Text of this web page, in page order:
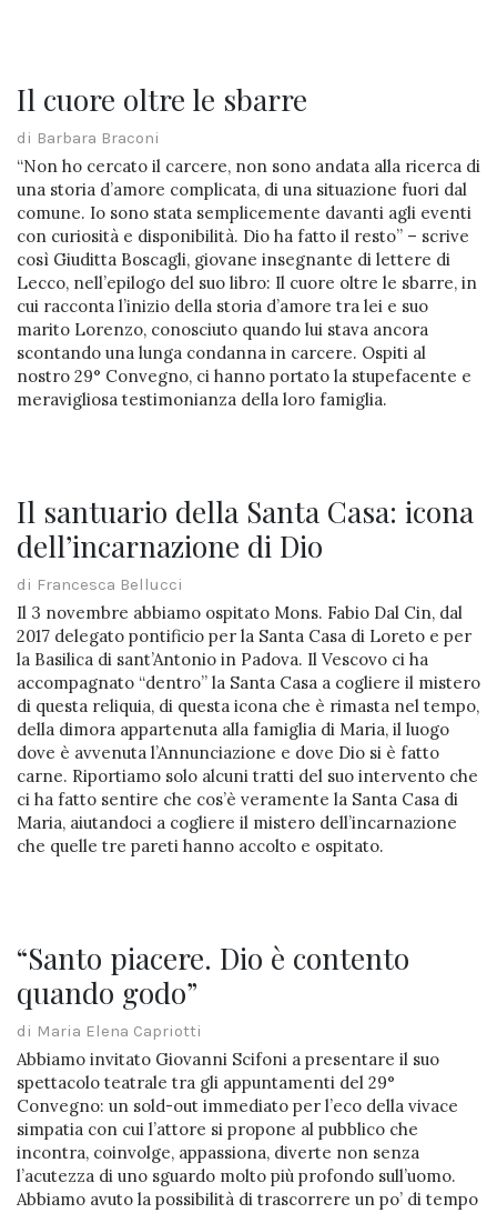
Il cuore oltre le sbarre
di Barbara Braconi
“Non ho cercato il carcere, non sono andata alla ricerca di
una storia d’amore complicata, di una situazione fuori dal
comune. Io sono stata semplicemente davanti agli eventi
con curiosità e disponibilità. Dio ha fatto il resto” – scrive
così Giuditta Boscagli, giovane insegnante di lettere di
Lecco, nell’epilogo del suo libro: Il cuore oltre le sbarre, in
cui racconta l’inizio della storia d’amore tra lei e suo
marito Lorenzo, conosciuto quando lui stava ancora
scontando una lunga condanna in carcere. Ospiti al
nostro 29° Convegno, ci hanno portato la stupefacente e
meravigliosa testimonianza della loro famiglia.
Il santuario della Santa Casa: icona
dell’incarnazione di Dio
di Francesca Bellucci
Il 3 novembre abbiamo ospitato Mons. Fabio Dal Cin, dal
2017 delegato pontificio per la Santa Casa di Loreto e per
la Basilica di sant’Antonio in Padova. Il Vescovo ci ha
accompagnato “dentro” la Santa Casa a cogliere il mistero
di questa reliquia, di questa icona che è rimasta nel tempo,
della dimora appartenuta alla famiglia di Maria, il luogo
dove è avvenuta l’Annunciazione e dove Dio si è fatto
carne. Riportiamo solo alcuni tratti del suo intervento che
ci ha fatto sentire che cos’è veramente la Santa Casa di
Maria, aiutandoci a cogliere il mistero dell’incarnazione
che quelle tre pareti hanno accolto e ospitato.
“Santo piacere. Dio è contento
quando godo”
di Maria Elena Capriotti
Abbiamo invitato Giovanni Scifoni a presentare il suo
spettacolo teatrale tra gli appuntamenti del 29°
Convegno: un sold-out immediato per l’eco della vivace
simpatia con cui l’attore si propone al pubblico che
incontra, coinvolge, appassiona, diverte non senza
l’acutezza di uno sguardo molto più profondo sull’uomo.
Abbiamo avuto la possibilità di trascorrere un po’ di tempo